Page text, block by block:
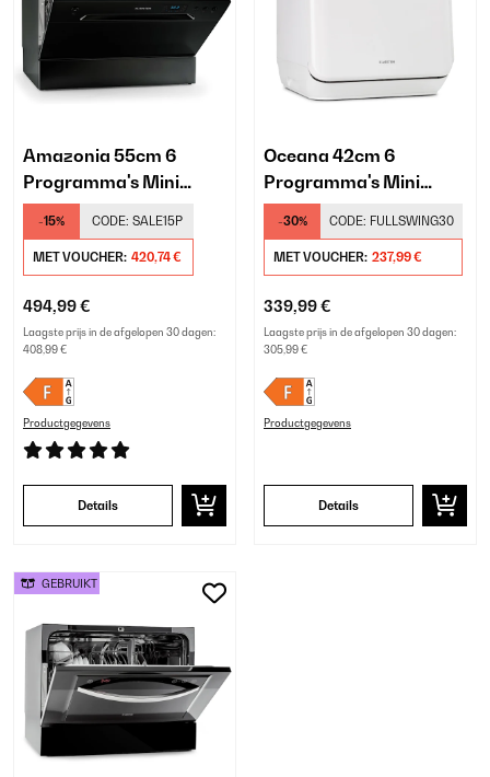
Amazonia 55cm 6
Programma's Mini
Vaatwasser​ Zwart
-15% CODE: SALE15P
MET VOUCHER: 420,74 €
494,99 €
Laagste prijs in de afgelopen 30 dagen:
408,99 €
Productgegevens
Details
Oceana 42cm 6
Programma's Mini
Vaatwasser​ Wit
-30% CODE: FULLSWING30
MET VOUCHER: 237,99 €
339,99 €
Laagste prijs in de afgelopen 30 dagen:
305,99 €
Productgegevens
Details
GEBRUIKT